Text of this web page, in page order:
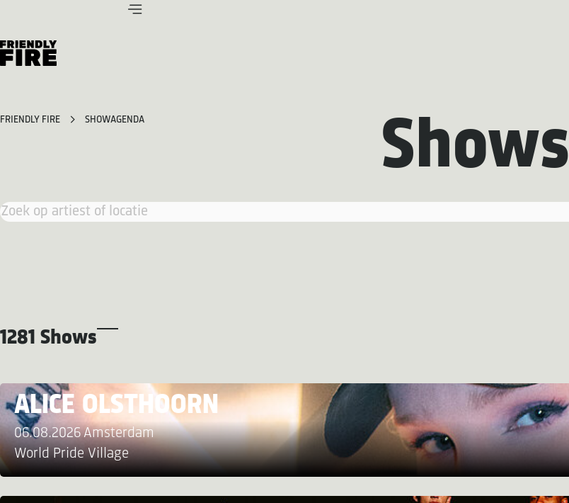
FRIENDLY FIRE SHOWAGENDA Shows
1281 Shows
ALICE OLSTHOORN
06.08.2026 Amsterdam
World Pride Village